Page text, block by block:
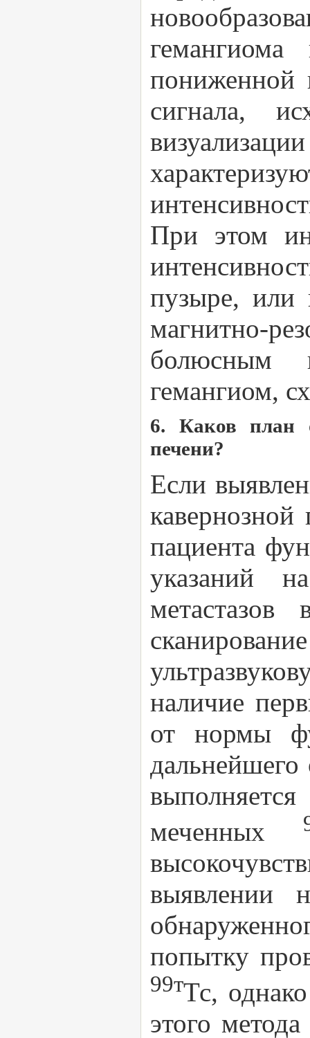
пониженной
сигнала,
При этом
пузыре, или
магнитно-
болюсным
гемангиом,
6. Каков план
печени?
Если
пациента
указаний
наличие
от нормы
меченных
выявлении
попытку
99тТс,
этого